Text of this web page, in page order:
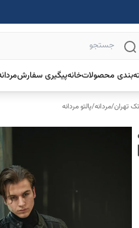
محصولاتخانهپیگیری سفارش
تهران/مردانه/پالتو مردانه